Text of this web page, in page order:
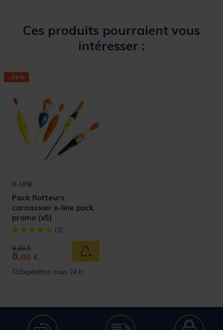
Ces produits pourraient vous
intéresser :
-39%
X-LINE
Pack flotteurs
carnassier x-line pack
promo (x5)
[object Object] out of 5 Customer Rating
(3)
Price reduced from
9,99 €to
6,00 € Ajouter au panier
Expédition sous 24 h